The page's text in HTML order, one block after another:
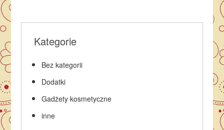
Kategorie
Bez kategorii
Dodatki
Gadżety kosmetyczne
inne